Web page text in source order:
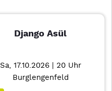
Django Asül
Sa, 17.10.2026 | 20 Uhr
Burglengenfeld